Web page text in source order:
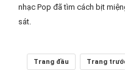
nhạc Pop đã tìm cách bịt
sát.
Trang đầu Trang